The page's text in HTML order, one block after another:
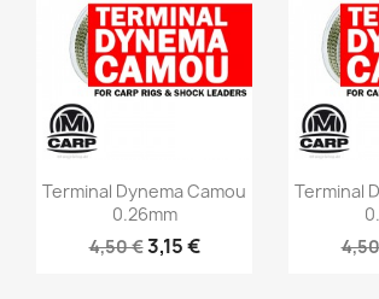
 Vorschau
Terminal Dynema Camou
0.26mm
4,50 €3,15 €

Terminal